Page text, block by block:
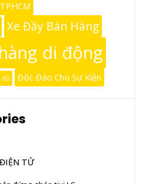
Xe Đầy Bán Hàng
di động
độ Độc Đáo Cho Sự Kiện
TỬ